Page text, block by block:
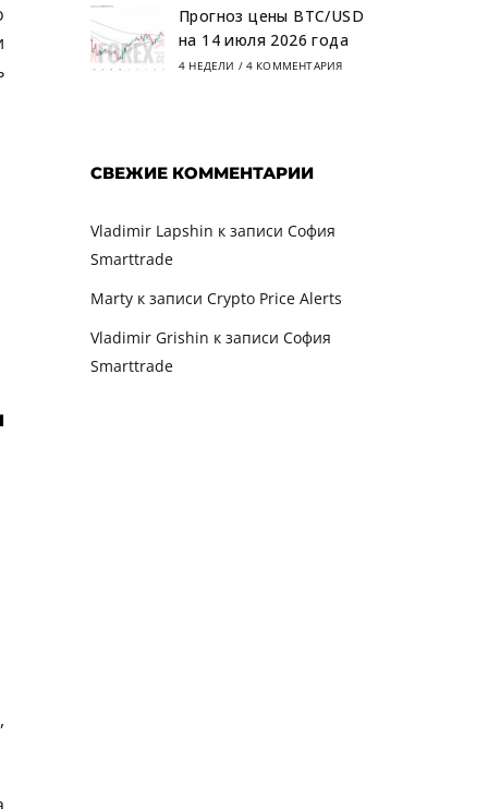
Прогноз цены BTC/USD
на 14 июля 2026 года
4 НЕДЕЛИ / 4 КОММЕНТАРИЯ
СВЕЖИЕ КОММЕНТАРИИ
Vladimir Lapshin к записи София
Smarttrade
Martyк записи Crypto Price Alerts
Vladimir Grishin к записи София
Smarttrade